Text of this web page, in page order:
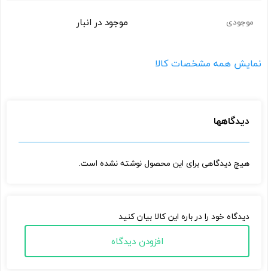
موجودی موجود در انبار
نمایش همه مشخصات کالا
دیدگاه خود را در باره این کالا بیان کنید
افزودن دیدگاه
دیدگاهها
هیچ دیدگاهی برای این محصول نوشته نشده است.